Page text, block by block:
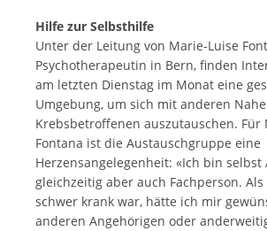
Hilfe zur Selbsthilfe
Unter der Leitung von Marie-Luise
Psychotherapeutin in Bern, finden
am letzten Dienstag im Monat eine
Umgebung, um sich mit anderen
Krebsbetroffenen auszutauschen. Für
Fontana ist die Austauschgruppe eine
Herzensangelegenheit: «Ich bin selbst
gleichzeitig aber auch Fachperson.
schwer krank war, hätte ich mir
anderen Angehörigen oder